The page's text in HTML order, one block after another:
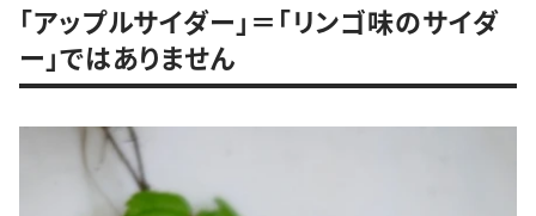
「アップルサイダー」＝「リンゴ味のサイダ
ー」ではありません